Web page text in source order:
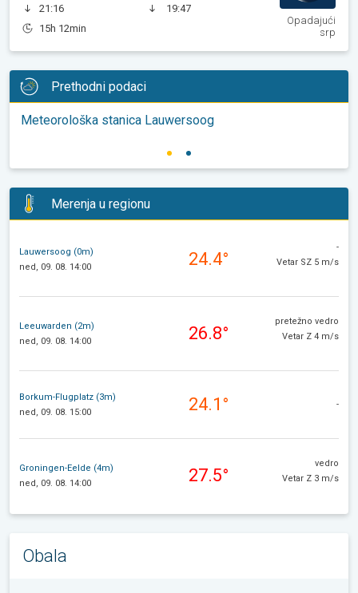
21:16
15h 12min
19:47
Opadajući
srp
Prethodni podaci
Meteorološka stanica Lauwersoog
Merenja u regionu
Lauwersoog (0m)
ned, 09. 08. 14:00
24.4°
-
Vetar SZ 5 m/s
Leeuwarden (2m)
ned, 09. 08. 14:00
26.8°
pretežno vedro
Vetar Z 4 m/s
Borkum-Flugplatz (3m)
ned, 09. 08. 15:00
24.1° -
Groningen-Eelde (4m)
ned, 09. 08. 14:00
27.5°
vedro
Vetar Z 3 m/s
Obala